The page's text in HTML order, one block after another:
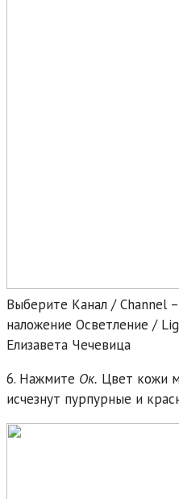
Выберите Канал / Channel
наложение Осветление /
Елизавета Чечевица
6. Нажмите Ок. Цвет кожи
исчезнут пурпурные и